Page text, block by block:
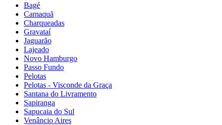
Bagé
Camaquã
Charqueadas
Gravataí
Jaguarão
Lajeado
Novo Hamburgo
Passo Fundo
Pelotas
Pelotas - Visconde da Graça
Santana do Livramento
Sapiranga
Sapucaia do Sul
Venâncio Aires